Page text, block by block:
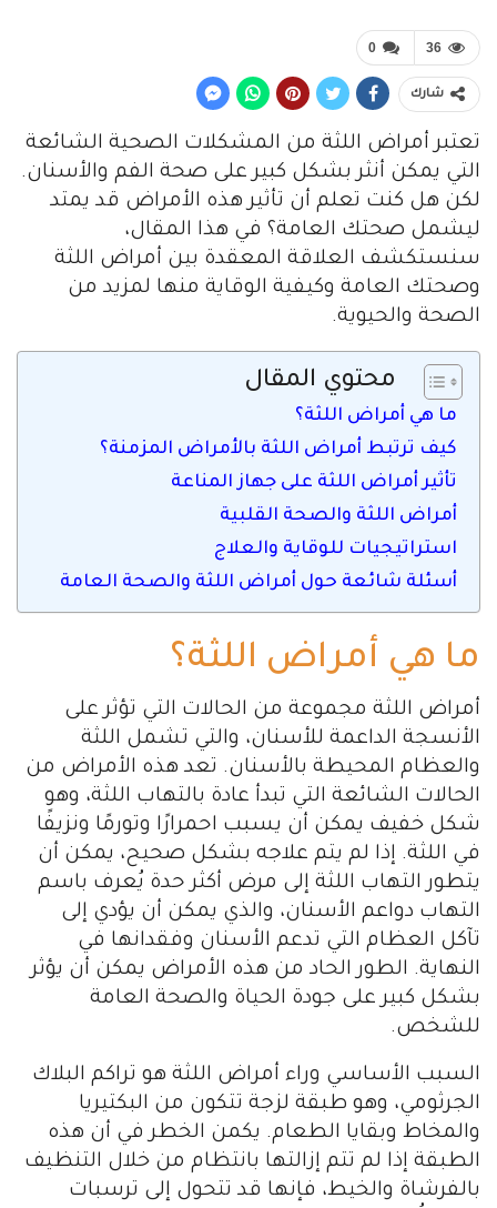
0 36
شارك
تعتبر أمراض اللثة من المشكلات الصحية الشائعة
التي يمكن أنثر بشكل كبير على صحة الفم والأسنان.
لكن هل كنت تعلم أن تأثير هذه الأمراض قد يمتد
ليشمل صحتك العامة؟ في هذا المقال،
سنستكشف العلاقة المعقدة بين أمراض اللثة
وصحتك العامة وكيفية الوقاية منها لمزيد من
الصحة والحيوية.
محتوي المقال
ما هي أمراض اللثة؟
كيف ترتبط أمراض اللثة بالأمراض المزمنة؟
تأثير أمراض اللثة على جهاز المناعة
أمراض اللثة والصحة القلبية
استراتيجيات للوقاية والعلاج
أسئلة شائعة حول أمراض اللثة والصحة العامة
ما هي أمراض اللثة؟
أمراض اللثة مجموعة من الحالات التي تؤثر على
الأنسجة الداعمة للأسنان، والتي تشمل اللثة
والعظام المحيطة بالأسنان. تعد هذه الأمراض من
الحالات الشائعة التي تبدأ عادة بالتهاب اللثة، وهو
شكل خفيف يمكن أن يسبب احمرارًا وتورمًا ونزيفًا
في اللثة. إذا لم يتم علاجه بشكل صحيح، يمكن أن
يتطور التهاب اللثة إلى مرض أكثر حدة يُعرف باسم
التهاب دواعم الأسنان، والذي يمكن أن يؤدي إلى
تآكل العظام التي تدعم الأسنان وفقدانها في
النهاية. الطور الحاد من هذه الأمراض يمكن أن يؤثر
بشكل كبير على جودة الحياة والصحة العامة
للشخص.
السبب الأساسي وراء أمراض اللثة هو تراكم البلاك
الجرثومي، وهو طبقة لزجة تتكون من البكتيريا
والمخاط وبقايا الطعام. يكمن الخطر في أن هذه
الطبقة إذا لم تتم إزالتها بانتظام من خلال التنظيف
بالفرشاة والخيط، فإنها قد تتحول إلى ترسبات